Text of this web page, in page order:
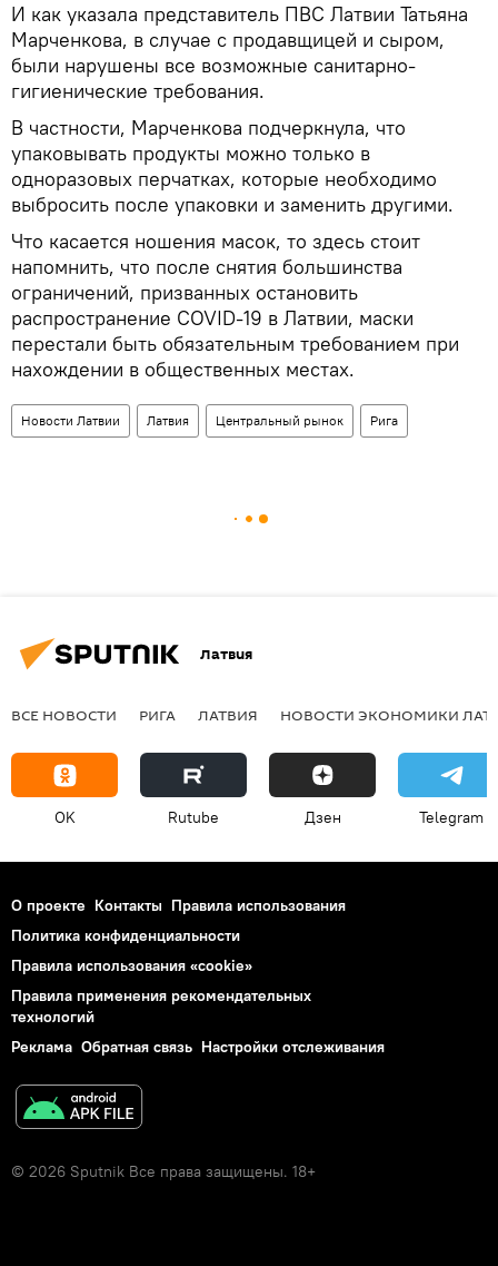
И как указала представитель ПВС Латвии Татьяна
Марченкова, в случае с продавщицей и сыром,
были нарушены все возможные санитарно-
гигиенические требования.
В частности, Марченкова подчеркнула, что
упаковывать продукты можно только в
одноразовых перчатках, которые необходимо
выбросить после упаковки и заменить другими.
Что касается ношения масок, то здесь стоит
напомнить, что после снятия большинства
ограничений, призванных остановить
распространение COVID-19 в Латвии, маски
перестали быть обязательным требованием при
нахождении в общественных местах.
Новости Латвии Латвия Центральный рынок Рига
Латвия
ВСЕ НОВОСТИ РИГА ЛАТВИЯ НОВОСТИ ЭКОНОМИКИ
OK Rutube Дзен Telegram
О проекте Контакты Правила использования
Политика конфиденциальности
Правила использования «cookie»
Правила применения рекомендательных
технологий
Реклама Обратная связь Настройки отслеживания
© 2026 Sputnik Все права защищены. 18+